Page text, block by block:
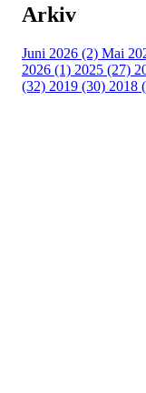
Arkiv
Juni 2026 (2) Mai
2026 (1) 2025 (27)
(32) 2019 (30) 2018